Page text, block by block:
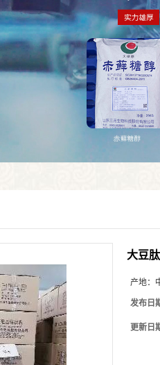
大豆
产地：
发布日
更新日